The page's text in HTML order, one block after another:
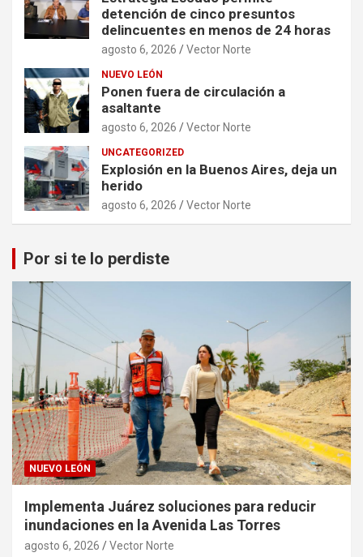
detención de cinco presuntos
delincuentes en menos de 24 horas
agosto 6, 2026 Vector Norte
NUEVO LEÓN
Ponen fuera de circulación a
asaltante
agosto 6, 2026 Vector Norte
UNCATEGORIZED
Explosión en la Buenos Aires, deja un
herido
agosto 6, 2026 Vector Norte
Por si te lo perdiste
NUEVO LEÓN
Implementa Juárez soluciones para reducir
inundaciones en la Avenida Las Torres
agosto 6, 2026 Vector Norte